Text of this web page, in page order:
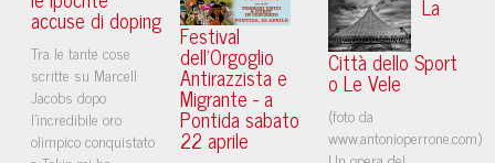
accuse di doping
Tra le tante cose
scritte su Marcell
Jacobs dopo
l’incredibile oro
olimpico conquistato
Festival
dell'Orgoglio
Antirazzista e
Migrante - a
Pontida sabato
22 aprile
Città dello Sport
o Le Vele
(foto da
www.antonioperrone.com)